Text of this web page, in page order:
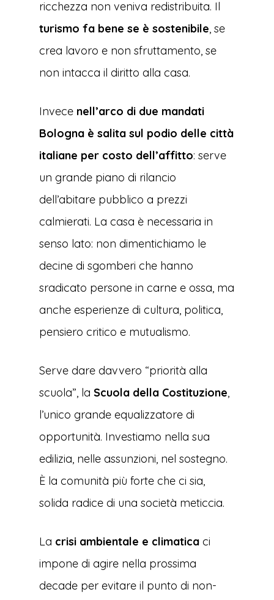
ricchezza non veniva redistribuita. Il
turismo fa bene se è sostenibile, se
crea lavoro e non sfruttamento, se
non intacca il diritto alla casa.
Invece nell’arco di due mandati
Bologna è salita sul podio delle città
italiane per costo dell’affitto: serve
un grande piano di rilancio
dell’abitare pubblico a prezzi
calmierati. La casa è necessaria in
senso lato: non dimentichiamo le
decine di sgomberi che hanno
sradicato persone in carne e ossa, ma
anche esperienze di cultura, politica,
pensiero critico e mutualismo.
Serve dare davvero “priorità alla
scuola”, la Scuola della Costituzione,
l’unico grande equalizzatore di
opportunità. Investiamo nella sua
edilizia, nelle assunzioni, nel sostegno.
È la comunità più forte che ci sia,
solida radice di una società meticcia.
La crisi ambientale e climatica ci
impone di agire nella prossima
decade per evitare il punto di non-